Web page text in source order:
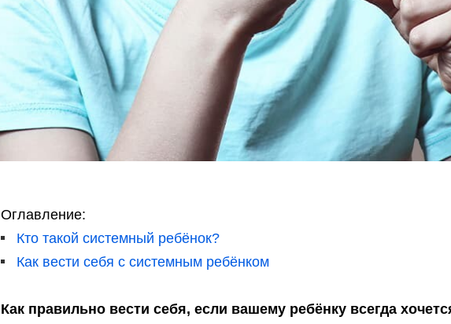
Оглавление:
Кто такой системный ребёнок?
Как вести себя с системным ребёнком
Как правильно вести себя, если вашему ребёнку всегда